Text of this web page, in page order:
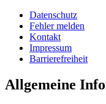
Datenschutz
Fehler melden
Kontakt
Impressum
Barrierefreiheit
Allgemeine